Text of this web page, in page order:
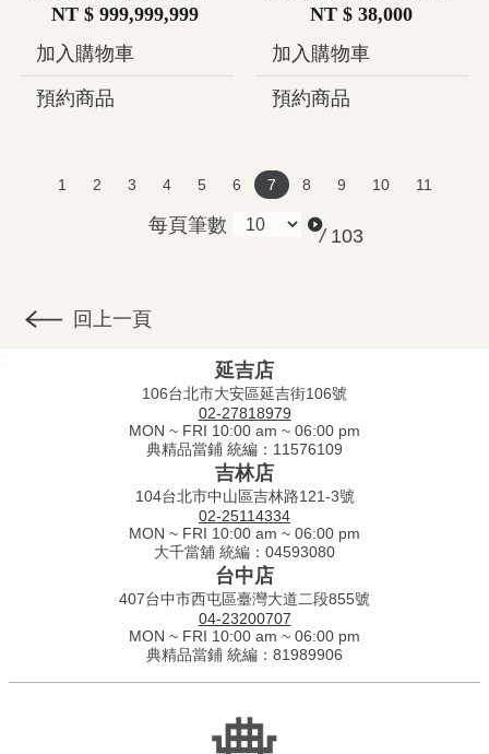
NT $ 999,999,999
加入購物車
預約商品
NT $ 38,000
加入購物車
預約商品
1 2 3 4 5 6 7 8 9 10 11
每頁筆數 / 103
回上一頁
延吉店
106台北市大安區延吉街106號
02-27818979
MON ~ FRI 10:00 am ~ 06:00 pm
典精品當鋪 統編：11576109
吉林店
104台北市中山區吉林路121-3號
02-25114334
MON ~ FRI 10:00 am ~ 06:00 pm
大千當舖 統編：04593080
台中店
407台中市西屯區臺灣大道二段855號
04-23200707
MON ~ FRI 10:00 am ~ 06:00 pm
典精品當鋪 統編：81989906